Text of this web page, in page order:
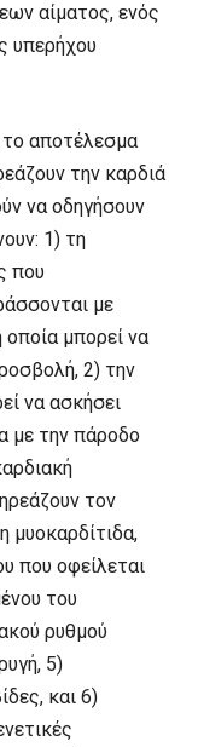
αίματος, ενός
υπερήχου
το αποτέλεσμα
την καρδιά
να οδηγήσουν
1) τη
που
με
μπορεί να
2) την
να ασκήσει
με την πάροδο
τον
μυοκαρδίτιδα,
που οφείλεται
του
ρυθμού
5)
και 6)